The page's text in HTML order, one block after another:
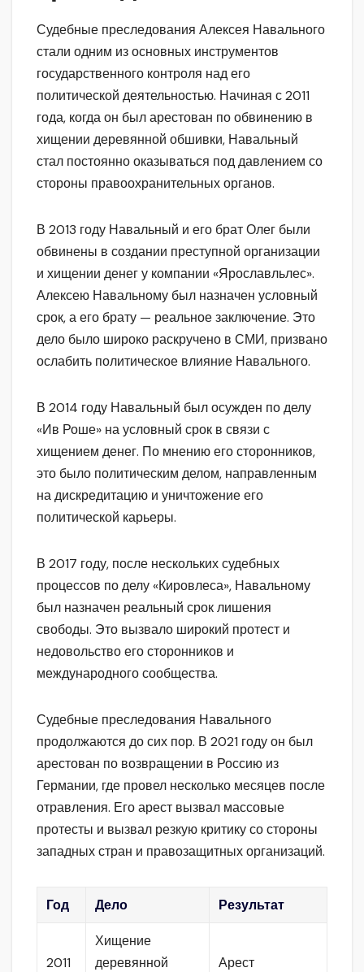
Судебные преследования Алексея Навального
стали одним из основных инструментов
государственного контроля над его
политической деятельностью. Начиная с 2011
года, когда он был арестован по обвинению в
хищении деревянной обшивки, Навальный
стал постоянно оказываться под давлением со
стороны правоохранительных органов.
В 2013 году Навальный и его брат Олег были
обвинены в создании преступной организации
и хищении денег у компании «Ярославльлес».
Алексею Навальному был назначен условный
срок, а его брату — реальное заключение. Это
дело было широко раскручено в СМИ, призвано
ослабить политическое влияние Навального.
В 2014 году Навальный был осужден по делу
«Ив Роше» на условный срок в связи с
хищением денег. По мнению его сторонников,
это было политическим делом, направленным
на дискредитацию и уничтожение его
политической карьеры.
В 2017 году, после нескольких судебных
процессов по делу «Кировлеса», Навальному
был назначен реальный срок лишения
свободы. Это вызвало широкий протест и
недовольство его сторонников и
международного сообщества.
Судебные преследования Навального
продолжаются до сих пор. В 2021 году он был
арестован по возвращении в Россию из
Германии, где провел несколько месяцев после
отравления. Его арест вызвал массовые
протесты и вызвал резкую критику со стороны
западных стран и правозащитных организаций.
Год Дело Результат
2011
Хищение
деревянной
Арест